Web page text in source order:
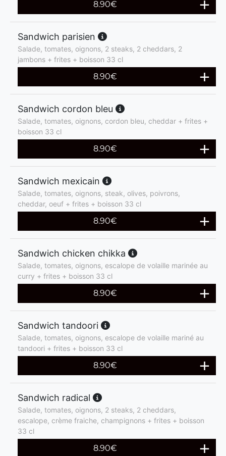
8.90€
Sandwich parisien
Salade, tomates, oignons, 2 steaks, 2 cheddars, 2
jambons + frites + boisson 33 cl
8.90€
Sandwich cordon bleu
Salade, tomates, oignons, cordon bleu, cheddar + frites +
boisson 33 cl
8.90€
Sandwich mexicain
Salade, tomates, oignons, steak, olives, poivrons,
cheddar, oeuf + frites + boisson 33 cl
8.90€
Sandwich chicken chikka
Salade, tomates, oignons, escalope de volaille marinée au
curry + frites + boisson 33 cl
8.90€
Sandwich tandoori
Salade, tomates, oignons, escalope de volaille mariné au
tandoori + frites + boisson 33 cl
8.90€
Sandwich radical
Salade, tomates, oignons, 2 steaks, 2 cheddars,
escalope, crème fraiche, champignons + frites + boisson
33 cl
8.90€